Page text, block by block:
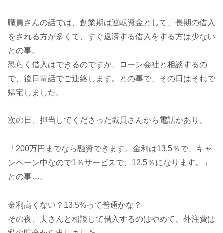
職員さんの話では、創業期は運転資金として、長期の借入
をされる方が多くて、すぐ返済する借入をする方は少ない
との事。
恐らく借入はできるのですが、ローン会社と相談するの
で、後日電話でご連絡します。との事で、その日はそれで
帰宅しました。
次の日、担当してくださった職員さんから電話があり、
「200万円までなら融資できます。金利は13.5％で、キャ
ンペーン中なので1％サービスで、12.5％になります。」
との事…。
金利高くない？13.5%って普通かな？
その夜、夫さんと相談して借入するのはやめて、外注費は